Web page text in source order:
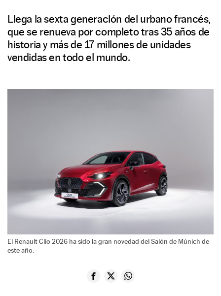
Llega la sexta generación del urbano francés,
que se renueva por completo tras 35 años de
historia y más de 17 millones de unidades
vendidas en todo el mundo.
El Renault Clio 2026 ha sido la gran novedad del Salón de Múnich de
este año.